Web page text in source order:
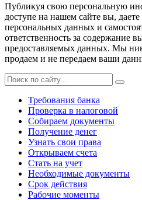
Публикуя свою персональную
доступе на нашем сайте вы, даете
персональных данных и
ответственность за содержание
предоставляемых данных. Мы
продаем и не передаем ваши
Требования банка
Проверка в налоговой
Собираем документы
Получение денег
Узнать свои права
Открываем счета
Стать на учет
Необходимые документы
Срок действия
Рабочие моменты